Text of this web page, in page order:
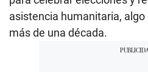
asistencia humanitaria,
más de una década.